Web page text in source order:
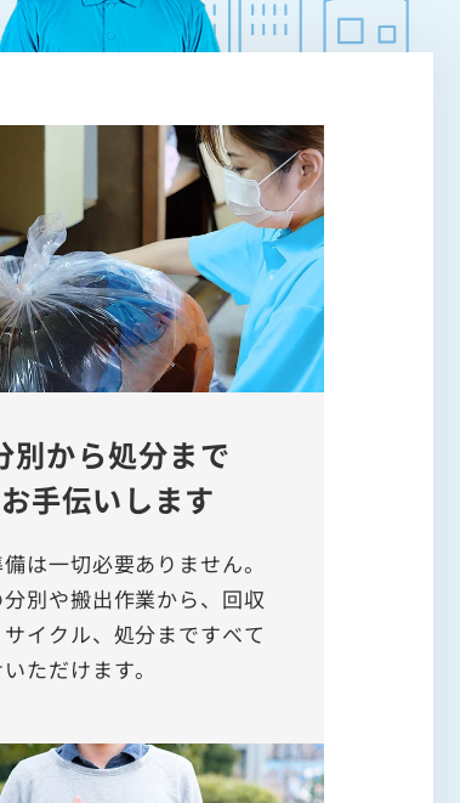
別から処分まで
お手伝いします
は一切必要ありません。
分別や搬出作業から、回収
イクル、処分まですべて
ただけます。